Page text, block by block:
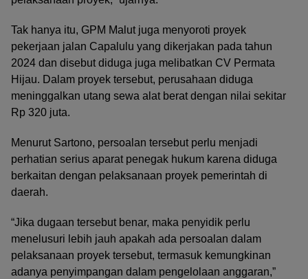
Tak hanya itu, GPM Malut juga menyoroti proyek
pekerjaan jalan Capalulu yang dikerjakan pada tahun
2024 dan disebut diduga juga melibatkan CV Permata
Hijau. Dalam proyek tersebut, perusahaan diduga
meninggalkan utang sewa alat berat dengan nilai sekitar
Rp 320 juta.
Menurut Sartono, persoalan tersebut perlu menjadi
perhatian serius aparat penegak hukum karena diduga
berkaitan dengan pelaksanaan proyek pemerintah di
daerah.
“Jika dugaan tersebut benar, maka penyidik perlu
menelusuri lebih jauh apakah ada persoalan dalam
pelaksanaan proyek tersebut, termasuk kemungkinan
adanya penyimpangan dalam pengelolaan anggaran,”